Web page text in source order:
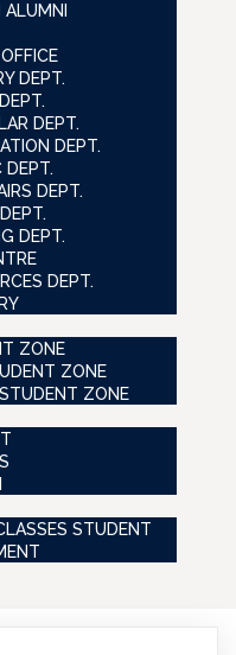
DEPT.
DEPT.
DEPT.
DEPT.
DEPT.
DEPT.
DEPT.
ZONE
ZONE
ZONE
STUDENT